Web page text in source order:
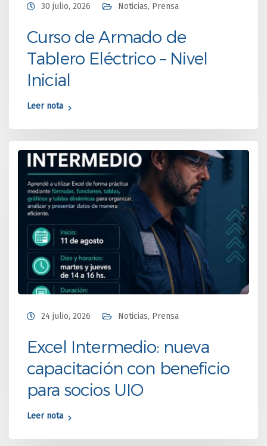
30 julio, 2026 Noticias, Prensa
Curso de Armado de
Tablero Eléctrico – Nivel
Inicial
Leer nota
24 julio, 2026 Noticias, Prensa
Excel Intermedio: nueva
capacitación con beneficio
para socios UIO
Leer nota